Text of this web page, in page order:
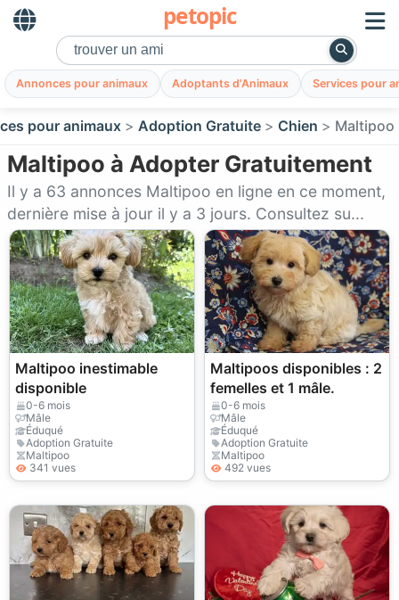
petopic
Annonces pour animaux Adoptants d'Animaux Services pour
pour animaux Adoption Gratuite Chien Maltipoo
Maltipoo à Adopter Gratuitement
Il y a 63 annonces Maltipoo en ligne en ce moment,
dernière mise à jour il y a 3 jours. Consultez su...
Maltipoo inestimable
disponible
0-6 mois
Mâle
Éduqué
Adoption Gratuite
Maltipoo
341 vues
Maltipoos disponibles : 2
femelles et 1 mâle.
0-6 mois
Mâle
Éduqué
Adoption Gratuite
Maltipoo
492 vues